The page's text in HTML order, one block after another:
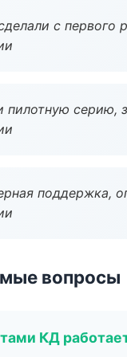
с первого
пилотную серию,
поддержка,
вопросы
КД